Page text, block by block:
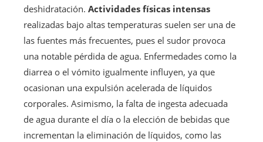
deshidratación. Actividades físicas intensas
realizadas bajo altas temperaturas suelen ser una de
las fuentes más frecuentes, pues el sudor provoca
una notable pérdida de agua. Enfermedades como la
diarrea o el vómito igualmente influyen, ya que
ocasionan una expulsión acelerada de líquidos
corporales. Asimismo, la falta de ingesta adecuada
de agua durante el día o la elección de bebidas que
incrementan la eliminación de líquidos, como las